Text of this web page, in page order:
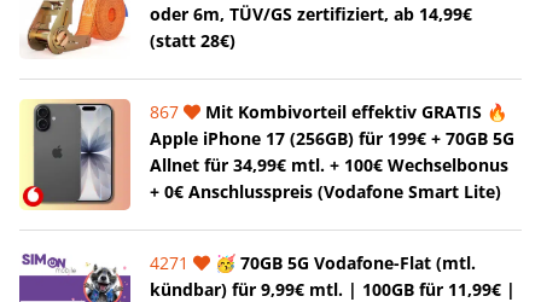
oder 6m, TÜV/GS zertifiziert, ab 14,99€
(statt 28€)
867
Mit Kombivorteil effektiv GRATIS 🔥
Apple iPhone 17 (256GB) für 199€ + 70GB 5G
Allnet für 34,99€ mtl. + 100€ Wechselbonus
+ 0€ Anschlusspreis (Vodafone Smart Lite)
4271
🥳 70GB 5G Vodafone-Flat (mtl.
kündbar) für 9,99€ mtl. | 100GB für 11,99€ |